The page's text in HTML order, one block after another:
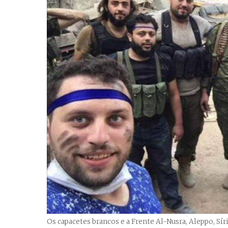
Os capacetes brancos e a Frente Al-Nusra, Aleppo,